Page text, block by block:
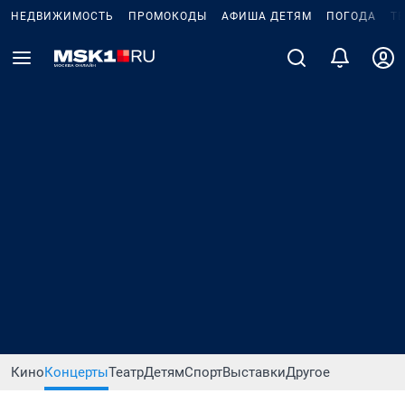
НЕДВИЖИМОСТЬ ПРОМОКОДЫ АФИША ДЕТЯМ ПОГОДА
КиноКонцертыТеатрДетямСпортВыставкиДругое